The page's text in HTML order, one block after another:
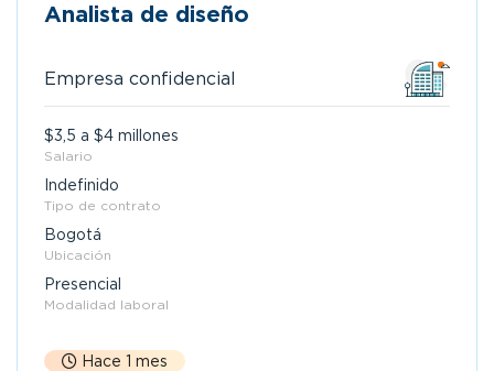
Analista de diseño
Empresa confidencial
$3,5 a $4 millones
Salario
Indefinido
Tipo de contrato
Bogotá
Ubicación
Presencial
Modalidad laboral
Hace 1 mes